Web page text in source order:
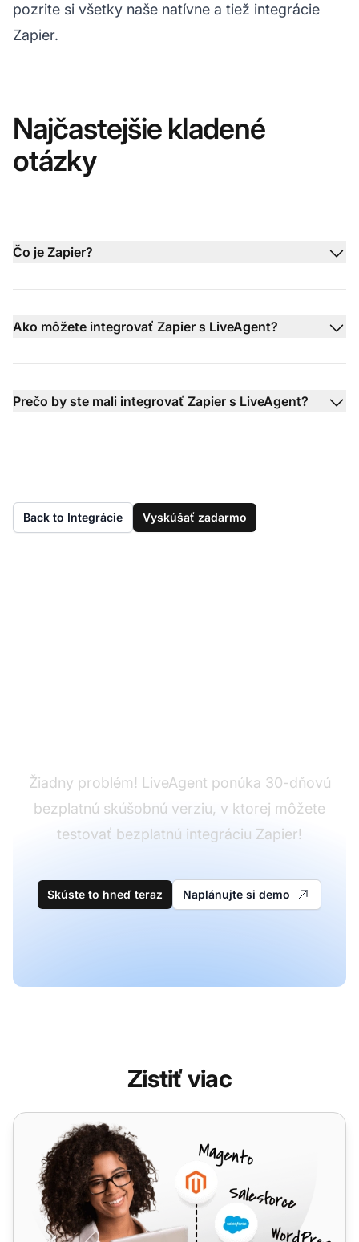
pozrite si všetky naše natívne a tiež integrácie
Zapier.
Najčastejšie kladené
otázky
Čo je Zapier?
Ako môžete integrovať Zapier s LiveAgent?
Prečo by ste mali integrovať Zapier s LiveAgent?
Back to Integrácie Vyskúšať zadarmo
Žiadny problém! LiveAgent ponúka 30-dňovú
bezplatnú skúšobnú verziu, v ktorej môžete
testovať bezplatnú integráciu Zapier!
Skúste to hneď teraz Naplánujte si demo
Zistiť viac
Trello